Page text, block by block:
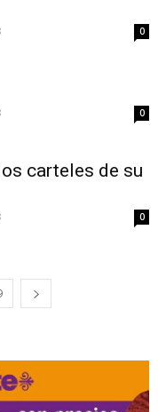
0
0
carteles de su
0